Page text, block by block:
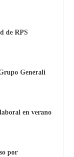
de RPS
Generali
en verano
por